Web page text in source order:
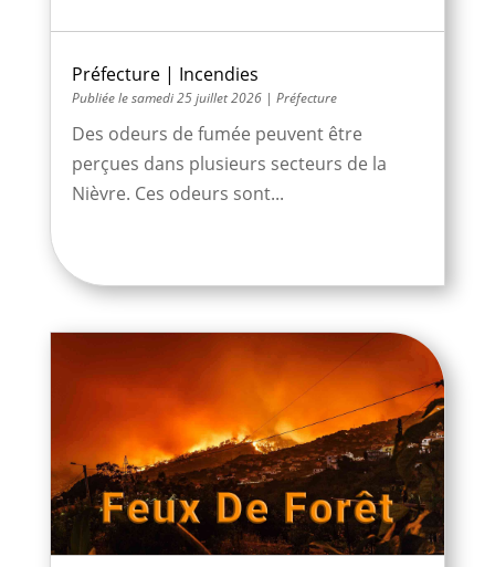
Préfecture | Incendies
samedi 25 juillet 2026| Préfecture
Des odeurs de fumée peuvent être
perçues dans plusieurs secteurs de la
Nièvre. Ces odeurs sont...